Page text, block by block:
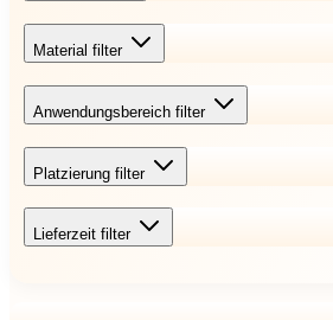
Material filter
Anwendungsbereich filter
Platzierung filter
Lieferzeit filter